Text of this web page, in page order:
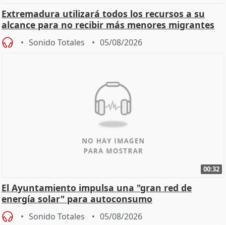
Extremadura utilizará todos los recursos a su
alcance para no recibir más menores migrantes
Sonido Totales 05/08/2026
00:32
El Ayuntamiento impulsa una "gran red de
energía solar" para autoconsumo
Sonido Totales 05/08/2026